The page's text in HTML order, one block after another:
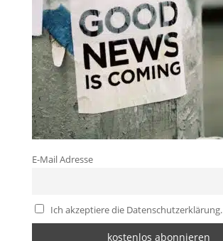
E-Mail Adresse
Ich akzeptiere die Datenschutzerklärung.